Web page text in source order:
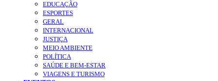
EDUCAÇÃO
ESPORTES
GERAL
INTERNACIONAL
JUSTIÇA
MEIO AMBIENTE
POLÍTICA
SAÚDE E BEM-ESTAR
VIAGENS E TURISMO